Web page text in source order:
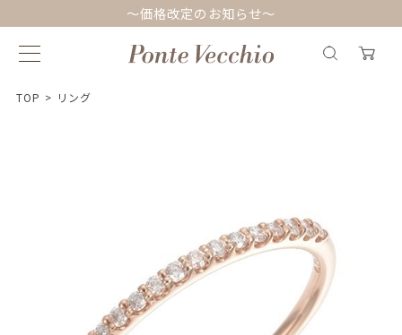
～価格改定のお知らせ～
TOP > リング